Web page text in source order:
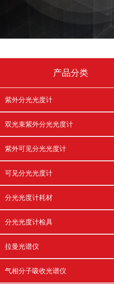
产品分类
紫外分光光度计
双光束紫外分光光度计
紫外可见分光光度计
可见分光光度计
分光光度计耗材
分光光度计检具
拉曼光谱仪
气相分子吸收光谱仪